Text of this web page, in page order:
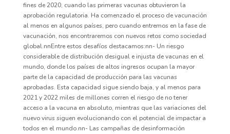
fines de 2020, cuando las primeras vacunas obtuvieron la
aprobación regulatoria. Ha comenzado el proceso de vacunación
al menos en algunos países, pero cuando entremos en la fase de
vacunación, nos encontraremos con nuevos retos como sociedad
global.nnEntre estos desafíos destacamos:nn- Un riesgo
considerable de distribución desigual e injusta de vacunas en el
mundo, donde los países de altos ingresos ocupan la mayor
parte de la capacidad de producción para las vacunas
aprobadas. Esta capacidad sigue siendo baja, y al menos para
2021 y 2022 miles de millones corren el riesgo de no tener
acceso a la vacuna en absoluto, mientras que las variaciones del
nuevo virus siguen evolucionando con el potencial de impactar a
todos en el mundo.nn- Las campañas de desinformación